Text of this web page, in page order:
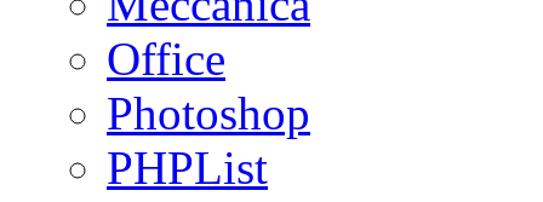
Office
Photoshop
PHPList